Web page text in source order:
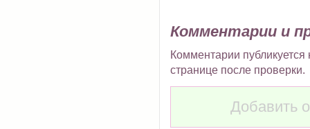
Комментарии и
Комментарии
странице после проверки.
Добавить